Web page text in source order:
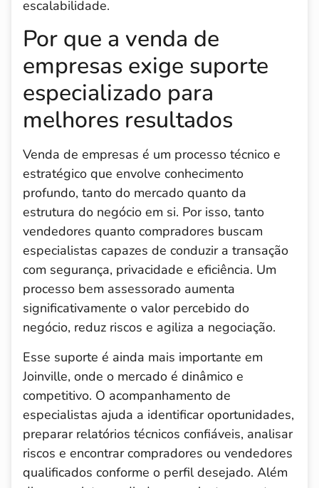
escalabilidade.
Por que a venda de
empresas exige suporte
especializado para
melhores resultados
Venda de empresas é um processo técnico e
estratégico que envolve conhecimento
profundo, tanto do mercado quanto da
estrutura do negócio em si. Por isso, tanto
vendedores quanto compradores buscam
especialistas capazes de conduzir a transação
com segurança, privacidade e eficiência. Um
processo bem assessorado aumenta
significativamente o valor percebido do
negócio, reduz riscos e agiliza a negociação.
Esse suporte é ainda mais importante em
Joinville, onde o mercado é dinâmico e
competitivo. O acompanhamento de
especialistas ajuda a identificar oportunidades,
preparar relatórios técnicos confiáveis, analisar
riscos e encontrar compradores ou vendedores
qualificados conforme o perfil desejado. Além